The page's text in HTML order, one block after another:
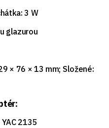
3 W
glazurou
× 76 × 13 mm; Složené:
2135